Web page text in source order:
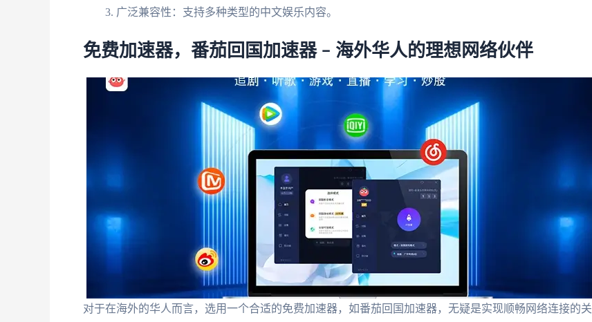
广泛兼容性：支持多种类型的中文娱乐内容。
免费加速器，番茄回国加速器 – 海外华人的理想网络伙伴
对于在海外的华人而言，选用一个合适的免费加速器，如番茄回国加速器，无疑是实现顺畅网络连接的关